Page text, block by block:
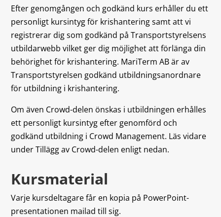
Efter genomgången och godkänd kurs erhåller du ett
personligt kursintyg för krishantering samt att vi
registrerar dig som godkänd på Transportstyrelsens
utbildarwebb vilket ger dig möjlighet att förlänga din
behörighet för krishantering. MariTerm AB är av
Transportstyrelsen godkänd utbildningsanordnare
för utbildning i krishantering.
Om även Crowd-delen önskas i utbildningen erhålles
ett personligt kursintyg efter genomförd och
godkänd utbildning i Crowd Management. Läs vidare
under Tillägg av Crowd-delen enligt nedan.
Kursmaterial
Varje kursdeltagare får en kopia på PowerPoint-
presentationen mailad till sig.